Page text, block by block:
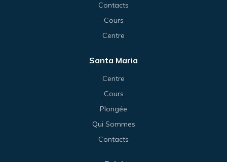
Contacts
Cours
Centre
Santa Maria
Centre
Cours
Plongée
Qui Sommes
Contacts